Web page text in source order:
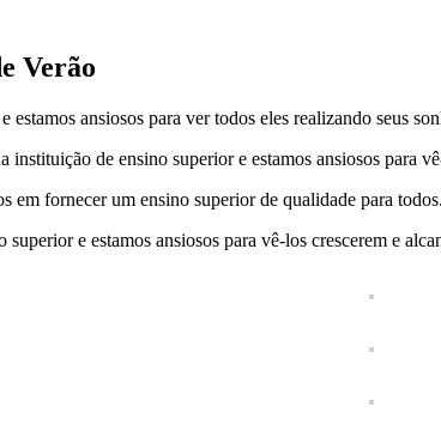
Verão
ansiosos para ver todos eles realizando seus
de ensino superior e estamos ansiosos para
em fornecer um ensino superior de qualidade para
e estamos ansiosos para vê-los crescerem e